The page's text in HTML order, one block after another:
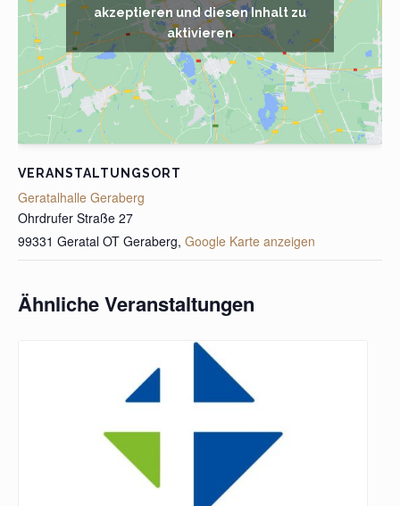
VERANSTALTUNGSORT
Geratalhalle Geraberg
Ohrdrufer Straße 27
99331 Geratal OT Geraberg, Google Karte anzeigen
akzeptieren und diesen Inhalt zu
aktivieren
Ähnliche Veranstaltungen